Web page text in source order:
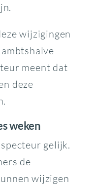
wijzigingen
meent dat
deze
weken
gelijk.
de
wijzigen